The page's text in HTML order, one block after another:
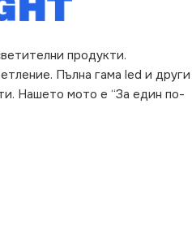
продукти.
Пълна гама led и други
Нашето мото е “За един по-